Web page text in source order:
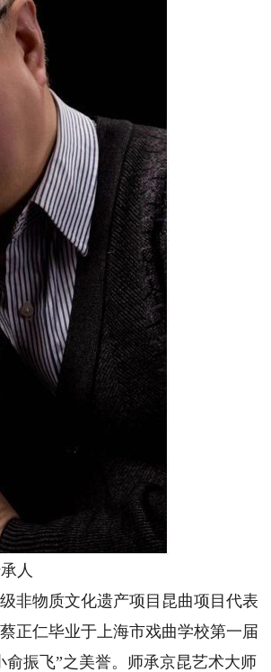
人
物质文化遗产项目昆曲项目代表
正仁毕业于上海市戏曲学校第一届
振飞”之美誉。师承京昆艺术大师